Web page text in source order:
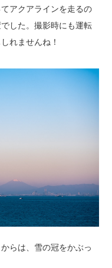
アクアラインを走るの
した。撮影時にも運転
れませんね！
らは、雪の冠をかぶっ